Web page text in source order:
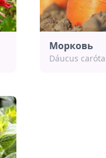
Морковь
Dáucus caróta